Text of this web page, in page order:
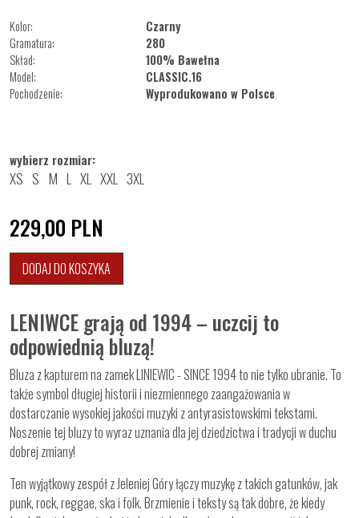
Kolor:
Czarny
Gramatura:
280
Skład:
100% Bawełna
Model:
CLASSIC.16
Pochodzenie:
Wyprodukowano w Polsce
wybierz rozmiar:
XS S M L XL XXL 3XL
229,00 PLN
DODAJ DO KOSZYKA
LENIWCE grają od 1994 – uczcij to
odpowiednią bluzą!
Bluza z kapturem na zamek LINIEWIC - SINCE 1994 to nie tylko ubranie. To
także symbol długiej historii i niezmiennego zaangażowania w
dostarczanie wysokiej jakości muzyki z antyrasistowskimi tekstami.
Noszenie tej bluzy to wyraz uznania dla jej dziedzictwa i tradycji w duchu
dobrej zmiany!
Ten wyjątkowy zespół z Jeleniej Góry łączy muzykę z takich gatunków, jak
punk, rock, reggae, ska i folk. Brzmienie i teksty są tak dobre, że kiedy